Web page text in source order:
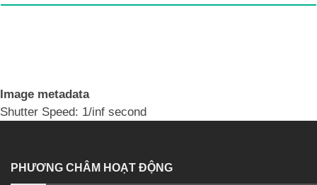
Image metadata
Shutter Speed: 1/inf second
PHƯƠNG CHÂM HOẠT ĐỘNG